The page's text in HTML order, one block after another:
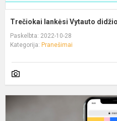
Trečiokai lankėsi Vytauto
Paskelbta: 2022-10-28
Kategorija: Pranešimai